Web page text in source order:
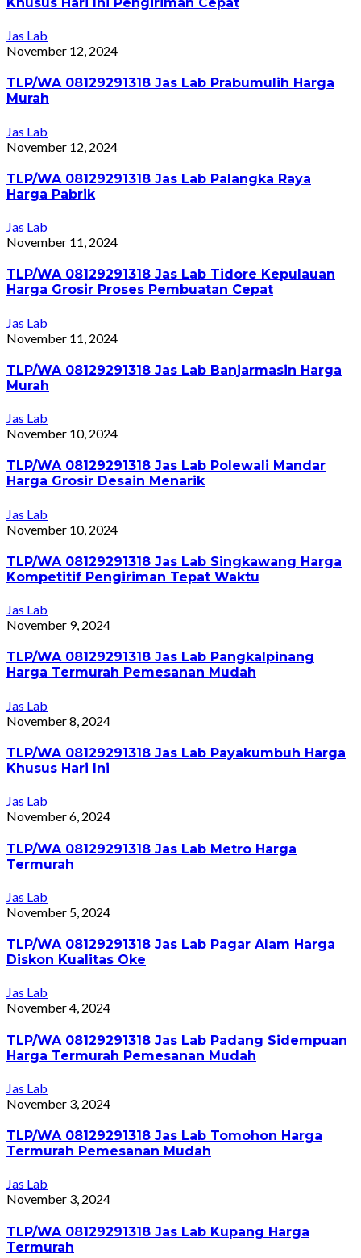
Jas Lab
November 12, 2024
TLP/WA 08129291318 Jas Lab Prabumulih Harga
Murah
Jas Lab
November 12, 2024
TLP/WA 08129291318 Jas Lab Palangka Raya
Harga Pabrik
Jas Lab
November 11, 2024
TLP/WA 08129291318 Jas Lab Tidore Kepulauan
Harga Grosir Proses Pembuatan Cepat
Jas Lab
November 11, 2024
TLP/WA 08129291318 Jas Lab Banjarmasin Harga
Murah
Jas Lab
November 10, 2024
TLP/WA 08129291318 Jas Lab Polewali Mandar
Harga Grosir Desain Menarik
Jas Lab
November 10, 2024
TLP/WA 08129291318 Jas Lab Singkawang Harga
Kompetitif Pengiriman Tepat Waktu
Jas Lab
November 9, 2024
TLP/WA 08129291318 Jas Lab Pangkalpinang
Harga Termurah Pemesanan Mudah
Jas Lab
November 8, 2024
TLP/WA 08129291318 Jas Lab Payakumbuh Harga
Khusus Hari Ini
Jas Lab
November 6, 2024
TLP/WA 08129291318 Jas Lab Metro Harga
Termurah
Jas Lab
November 5, 2024
TLP/WA 08129291318 Jas Lab Pagar Alam Harga
Diskon Kualitas Oke
Jas Lab
November 4, 2024
TLP/WA 08129291318 Jas Lab Padang Sidempuan
Harga Termurah Pemesanan Mudah
Jas Lab
November 3, 2024
TLP/WA 08129291318 Jas Lab Tomohon Harga
Termurah Pemesanan Mudah
Jas Lab
November 3, 2024
TLP/WA 08129291318 Jas Lab Kupang Harga
Termurah